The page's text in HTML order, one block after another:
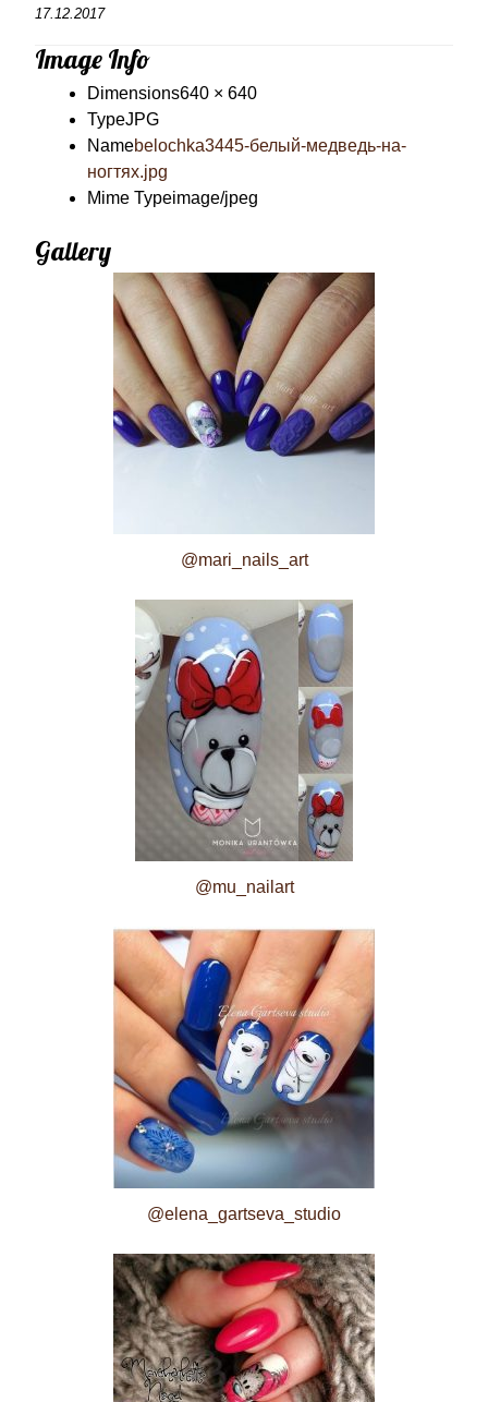
17.12.2017
Image Info
Dimensions640 × 640
TypeJPG
Namebelochka3445-белый-медведь-на-
ногтях.jpg
Mime Typeimage/jpeg
Gallery
@mari_nails_art
@mu_nailart
@elena_gartseva_studio